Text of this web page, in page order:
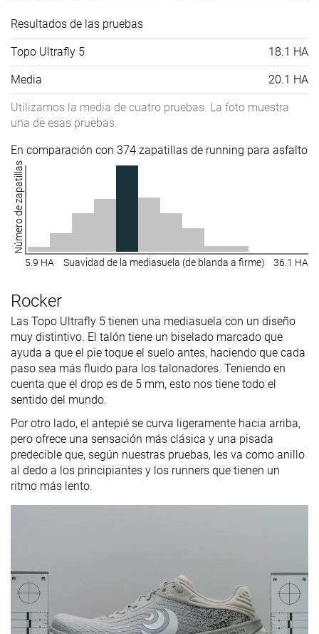
Resultados de las pruebas
Topo Ultrafly 5 18.1 HA
Media 20.1 HA
Utilizamos la media de cuatro pruebas. La foto muestra
una de esas pruebas.
En comparación con 374 zapatillas de running para asfalto
Número de zapatillas
5.9 HA Suavidad de la mediasuela (de blanda a firme) 36.1 HA
Rocker
Las Topo Ultrafly 5 tienen una mediasuela con un diseño
muy distintivo. El talón tiene un biselado marcado que
ayuda a que el pie toque el suelo antes, haciendo que cada
paso sea más fluido para los talonadores. Teniendo en
cuenta que el drop es de 5 mm, esto nos tiene todo el
sentido del mundo.
Por otro lado, el antepié se curva ligeramente hacia arriba,
pero ofrece una sensación más clásica y una pisada
predecible que, según nuestras pruebas, les va como anillo
al dedo a los principiantes y los runners que tienen un
ritmo más lento.